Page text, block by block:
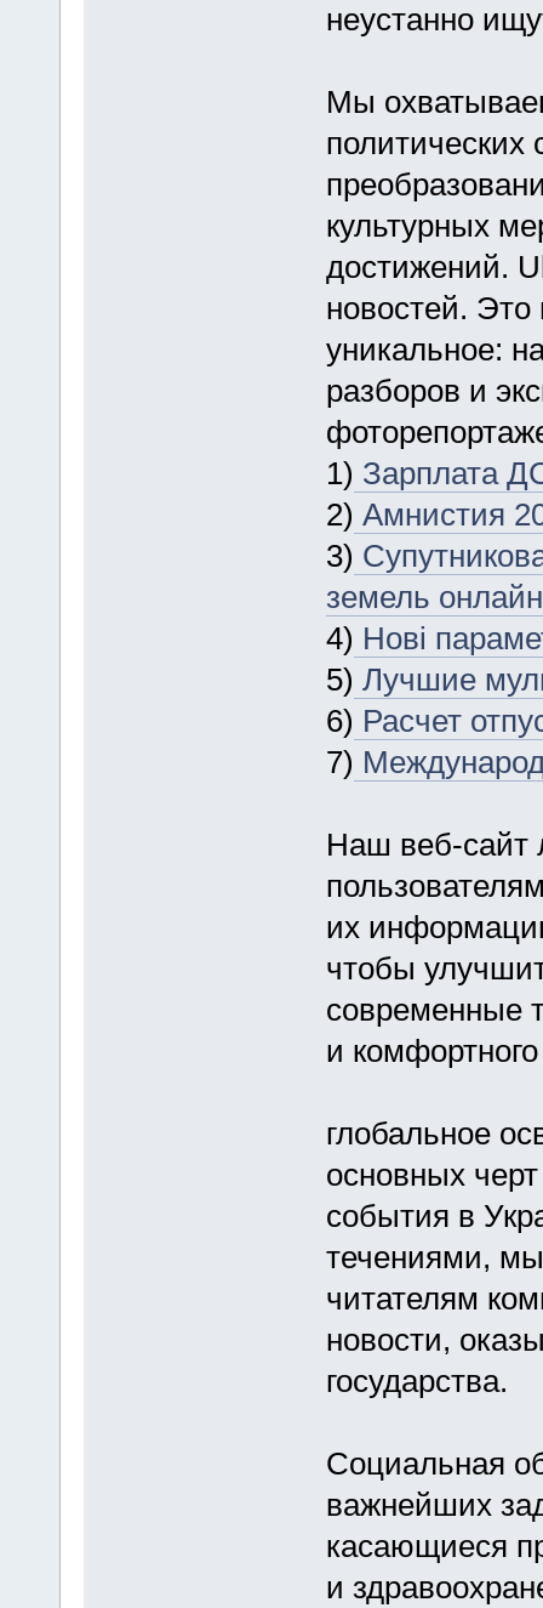
неустанно
Мы
политических
культурных
достижений.
новостей. Это
уникальное:
разборов и
1) Зарплата
2) Амнистия
3)
земель онлайн
4) Нові
5) Лучшие
6) Расчет
7)
Наш веб-сайт
их
чтобы
современные
и
глобальное
основных
события в
течениями,
читателям
новости,
государства.
Социальная
важнейших
касающиеся
и